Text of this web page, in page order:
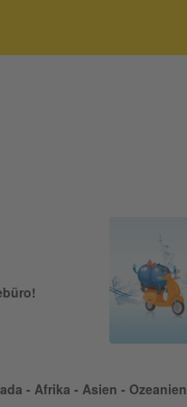
- Afrika - Asien - Ozeanien